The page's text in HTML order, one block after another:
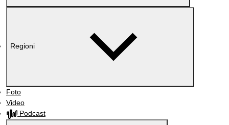
Regioni
Foto
Video
Podcast